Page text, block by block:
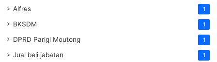
Alfres 1
BKSDM 1
DPRD Parigi Moutong 1
Jual beli jabatan 1